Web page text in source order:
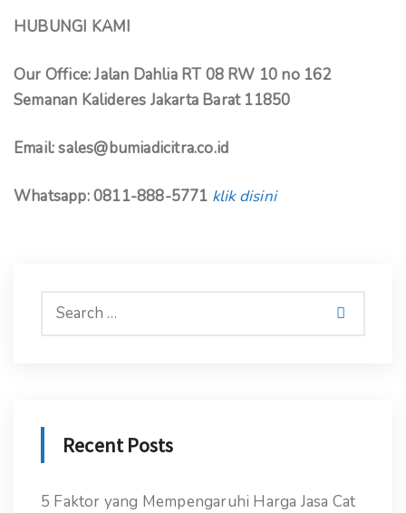
HUBUNGI KAMI
Our Office: Jalan Dahlia RT 08 RW 10 no 162
Semanan Kalideres Jakarta Barat 11850
Email: sales@bumiadicitra.co.id
Whatsapp: 0811-888-5771 klik disini
Recent Posts
5 Faktor yang Mempengaruhi Harga Jasa Cat